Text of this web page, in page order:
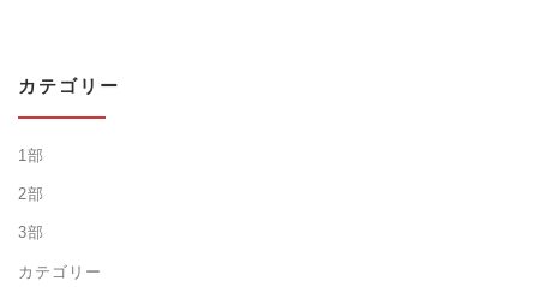
カテゴリー
1部
2部
3部
カテゴリー